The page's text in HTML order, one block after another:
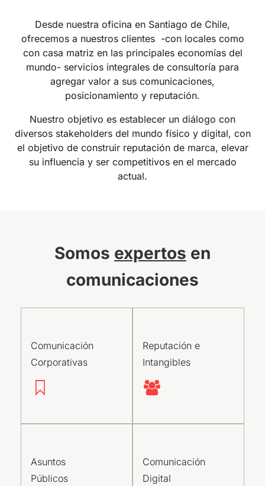
Desde nuestra oficina en Santiago de Chile,
ofrecemos a nuestros clientes -con locales como
con casa matriz en las principales economías del
mundo- servicios integrales de consultoría para
agregar valor a sus comunicaciones,
posicionamiento y reputación.
Nuestro objetivo es establecer un diálogo con
diversos stakeholders del mundo físico y digital, con
el objetivo de construir reputación de marca, elevar
su influencia y ser competitivos en el mercado
actual.
Somos expertos en
comunicaciones
Comunicación
Corporativas
Reputación e
Intangibles
Asuntos
Públicos
Comunicación
Digital